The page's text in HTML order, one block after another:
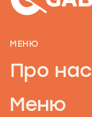
МЕНЮ
Про нас
Меню